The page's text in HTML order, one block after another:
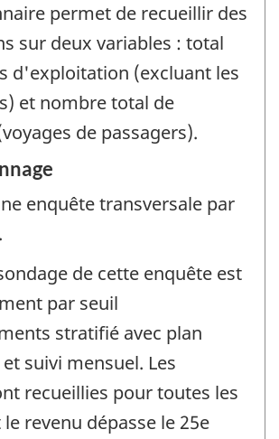
permet de recueillir des
sur deux variables : total
d'exploitation (excluant les
et nombre total de
de passagers).
enquête transversale par
de cette enquête est
par seuil
stratifié avec plan
suivi mensuel. Les
recueillies pour toutes les
revenu dépasse le 25e